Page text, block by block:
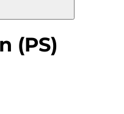
(PS)